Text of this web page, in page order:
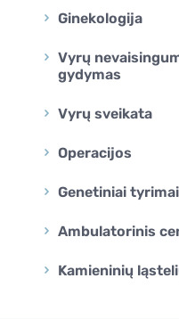
Ginekologija
Vyrų
gydymas
Vyrų sveikata
Operacijos
Genetiniai tyrimai
Ambulatorinis
Kamieninių